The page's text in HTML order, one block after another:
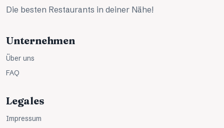
Die besten Restaurants in deiner Nähe!
Unternehmen
Über uns
FAQ
Legales
Impressum